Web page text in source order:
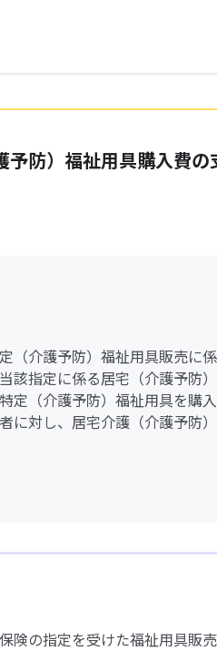
予防）福祉用具購入費
（介護予防）福祉用具販売に
該指定に係る居宅（介護予防
定（介護予防）福祉用具を購
に対し、居宅介護（介護予防
険の指定を受けた福祉用具販